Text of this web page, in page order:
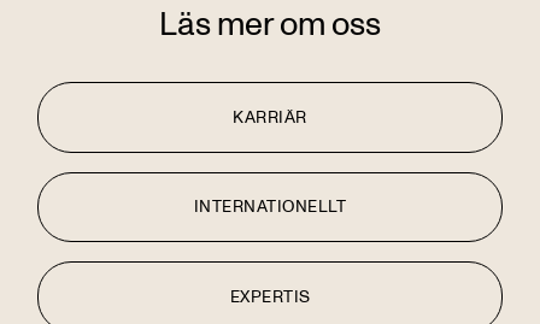
Läs mer om oss
KARRIÄR
INTERNATIONELLT
EXPERTIS